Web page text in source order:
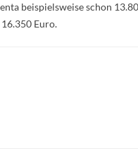
beispielsweise schon
Euro.